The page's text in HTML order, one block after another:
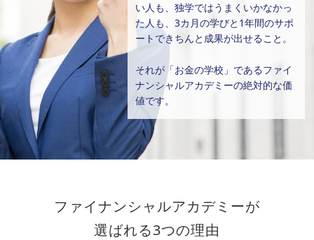
い人も、独学ではうまくいかなかっ
た人も、3カ月の学びと1年間のサポ
ートできちんと成果が出せること。
それが「お金の学校」であるファイ
ナンシャルアカデミーの絶対的な価
値です。
ファイナンシャルアカデミーが
選ばれる3つの理由